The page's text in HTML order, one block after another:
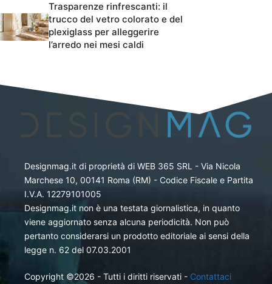
Trasparenze rinfrescanti: il
trucco del vetro colorato e del
plexiglass per alleggerire
l’arredo nei mesi caldi
Designmag.it di proprietà di WEB 365 SRL - Via Nicola
Marchese 10, 00141 Roma (RM) - Codice Fiscale e Partita
I.V.A. 12279101005
Designmag.it non è una testata giornalistica, in quanto
viene aggiornato senza alcuna periodicità. Non può
pertanto considerarsi un prodotto editoriale ai sensi della
legge n. 62 del 07.03.2001
Copyright ©2026 - Tutti i diritti riservati - Contattaci